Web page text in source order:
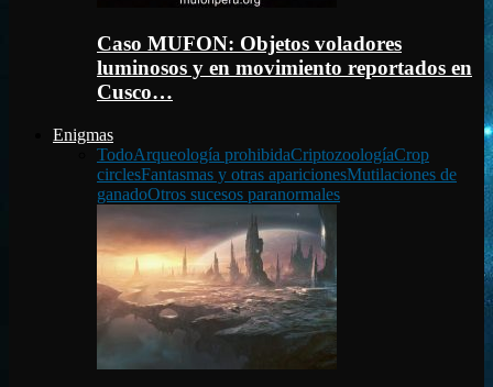
Caso MUFON: Objetos voladores
luminosos y en movimiento reportados en
Cusco…
Enigmas
TodoArqueología prohibidaCriptozoologíaCrop
circlesFantasmas y otras aparicionesMutilaciones de
ganadoOtros sucesos paranormales